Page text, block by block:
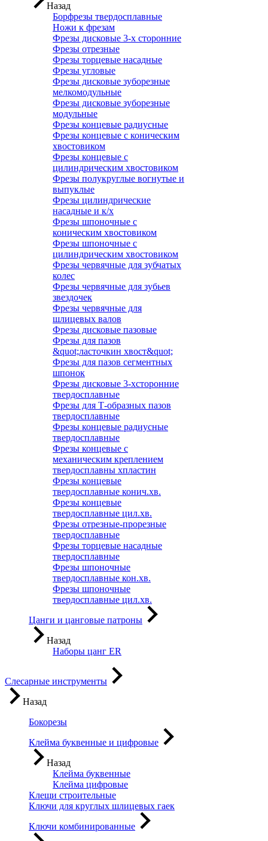
Назад
Борфрезы твердосплавные
Ножи к фрезам
Фрезы дисковые 3-х сторонние
Фрезы отрезные
Фрезы торцевые насадные
Фрезы угловые
Фрезы дисковые зуборезные
мелкомодульные
Фрезы дисковые зуборезные
модульные
Фрезы концевые радиусные
Фрезы концевые с коническим
хвостовиком
Фрезы концевые с
цилиндрическим хвостовиком
Фрезы полукруглые вогнутые и
выпуклые
Фрезы цилиндрические
насадные и к/х
Фрезы шпоночные с
коническим хвостовиком
Фрезы шпоночные с
цилиндрическим хвостовиком
Фрезы червячные для зубчатых
колес
Фрезы червячные для зубьев
звездочек
Фрезы червячные для
шлицевых валов
Фрезы дисковые пазовые
Фрезы для пазов
&quot;ласточкин хвост&quot;
Фрезы для пазов сегментных
шпонок
Фрезы дисковые 3-хсторонние
твердосплавные
Фрезы для Т-образных пазов
твердосплавные
Фрезы концевые радиусные
твердосплавные
Фрезы концевые с
механическим креплением
твердосплавны хпластин
Фрезы концевые
твердосплавные конич.хв.
Фрезы концевые
твердосплавные цил.хв.
Фрезы отрезные-прорезные
твердосплавные
Фрезы торцевые насадные
твердосплавные
Фрезы шпоночные
твердосплавные кон.хв.
Фрезы шпоночные
твердосплавные цил.хв.
Цанги и цанговые патроны
Назад
Наборы цанг ER
Слесарные инструменты
Назад
Бокорезы
Клейма буквенные и цифровые
Назад
Клейма буквенные
Клейма цифровые
Клещи строительные
Ключи для круглых шлицевых гаек
Ключи комбинированные